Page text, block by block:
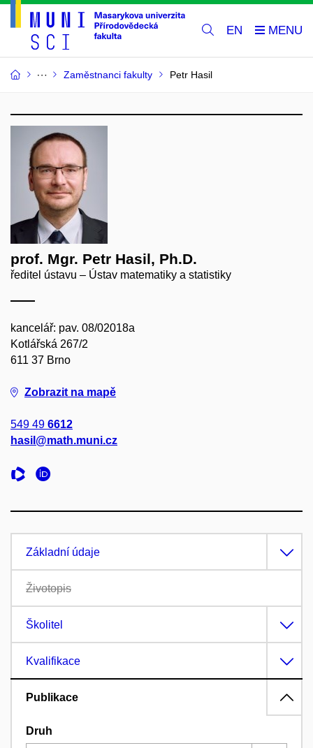
EN
Zaměstnanci fakulty Petr Hasil
prof. Mgr. Petr Hasil, Ph.D.
ředitel ústavu – Ústav matematiky a statistiky
kancelář: pav. 08/02018a
Kotlářská 267/2
611 37 Brno
Zobrazit na mapě
549 49 6612
hasil@math.muni.cz
Základní údaje
Životopis
Školitel
Kvalifikace
Publikace
Druh